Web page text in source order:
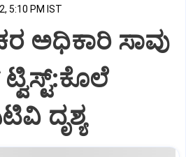
5:10 PM IST
ಅಧಿಕಾರಿ ಸಾವು
ದೃಶ್ಯ